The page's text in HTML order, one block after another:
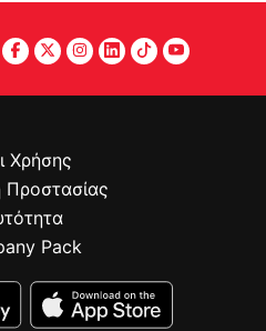
Χρήσης
Προστασίας
Pack